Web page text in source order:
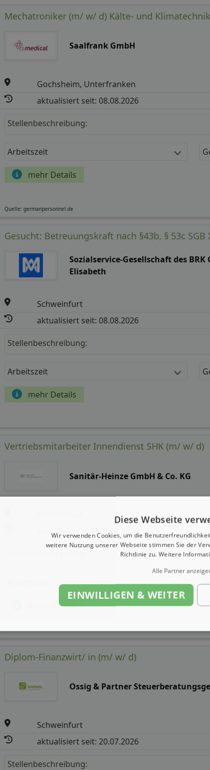
Mechatroniker (m/ w/ d) Kälte- und Klimatechnik
Saalfrank GmbH
Gochsheim, Unterfranken
aktualisiert seit: 08.08.2026
Stellenbeschreibung:
Arbeitszeit
mehr Details
Quelle: germanpersonnel.de
Gesucht: Betreuungskraft nach §43b, § 53c SGB
Sozialservice-Gesellschaft des
Elisabeth
Schweinfurt
aktualisiert seit: 08.08.2026
Stellenbeschreibung:
Arbeitszeit
mehr Details
Vertriebsmitarbeiter Innendienst SHK (m/ w/ d)
Sanitär-Heinze GmbH & Co. KG
aktualisiert seit: 08.08.2026
mehr Details
Diplom-Finanzwirt/ in (m/ w/ d)
Ossig & Partner
Schweinfurt
aktualisiert seit: 20.07.2026
Stellenbeschreibung:
Diese Webseite
Wir verwenden Cookies, um die
weitere Nutzung unserer Webseite stimmen Sie der
Richtlinie zu. Weitere
Alle Partner
EINWILLIGEN & WEITER